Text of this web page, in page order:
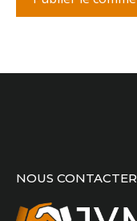
NOUS CONTACTER